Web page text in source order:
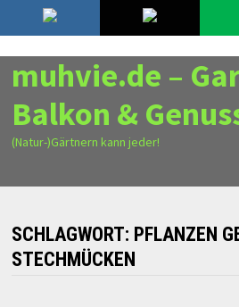
Zurück
zum
Inhalt
9. August 2026
muhvie.de –
Balkon &
(Natur-)Gärtnern kann jeder!
SCHLAGWORT: PFLANZEN
STECHMÜCKEN